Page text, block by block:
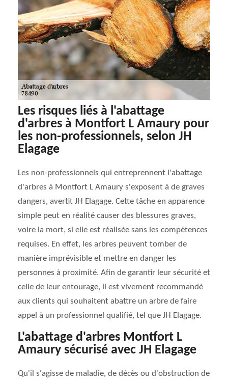
Les risques liés à l'abattage
d'arbres à Montfort L Amaury pour
les non-professionnels, selon JH
Elagage
Les non-professionnels qui entreprennent l'abattage
d'arbres à Montfort L Amaury s'exposent à de graves
dangers, avertit JH Elagage. Cette tâche en apparence
simple peut en réalité causer des blessures graves,
voire la mort, si elle est réalisée sans les compétences
requises. En effet, les arbres peuvent tomber de
manière imprévisible et mettre en danger les
personnes à proximité. Afin de garantir leur sécurité et
celle de leur entourage, il est vivement recommandé
aux clients qui souhaitent abattre un arbre de faire
appel à un professionnel qualifié, tel que JH Elagage.
L'abattage d'arbres Montfort L
Amaury sécurisé avec JH Elagage
Qu'il s'agisse de maladie, de décès ou d'obstruction de